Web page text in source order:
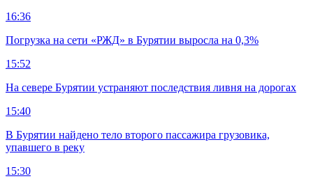
16:36
Погрузка на сети «РЖД» в Бурятии выросла на 0,3%
15:52
На севере Бурятии устраняют последствия ливня на дорогах
15:40
В Бурятии найдено тело второго пассажира грузовика,
упавшего в реку
15:30